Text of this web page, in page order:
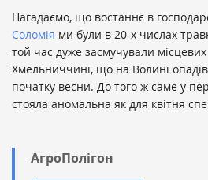
Нагадаємо, що востаннє в
Соломія ми були в 20-х числах
той час дуже засмучували
Хмельниччині, що на Волині
початку весни. До того ж саме у
стояла аномальна як для квітня
АгроПолігон